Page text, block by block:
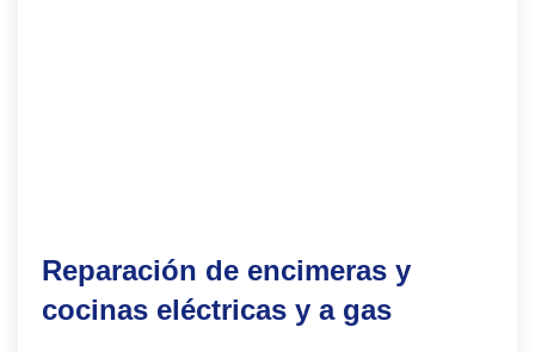
Reparación de encimeras y
cocinas eléctricas y a gas